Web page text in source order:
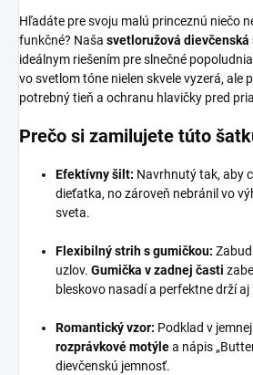
Hľadáte pre svoju malú princeznú niečo
funkčné? Naša svetloružová
ideálnym riešením pre slnečné
vo svetlom tóne nielen skvele vyzerá, ale
potrebný tieň a ochranu hlavičky pred
Prečo si zamilujete túto
Efektívny šilt: Navrhnutý tak, aby
dieťatka, no zároveň nebránil vo
sveta.
Flexibilný strih s gumičkou:
uzlov. Gumička v zadnej časti
bleskovo nasadí a perfektne drží
Romantický vzor: Podklad v
rozprávkové motýlea nápis
dievčenskú jemnosť.